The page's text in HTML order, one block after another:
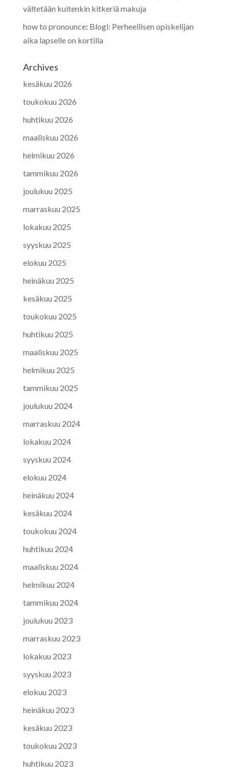
vältetään kuitenkin kitkeriä makuja
how to pronounce: Blogi: Perheellisen opiskelijan
aika lapselle on kortilla
Archives
kesäkuu 2026
toukokuu 2026
huhtikuu 2026
maaliskuu 2026
helmikuu 2026
tammikuu 2026
joulukuu 2025
marraskuu 2025
lokakuu 2025
syyskuu 2025
elokuu 2025
heinäkuu 2025
kesäkuu 2025
toukokuu 2025
huhtikuu 2025
maaliskuu 2025
helmikuu 2025
tammikuu 2025
joulukuu 2024
marraskuu 2024
lokakuu 2024
syyskuu 2024
elokuu 2024
heinäkuu 2024
kesäkuu 2024
toukokuu 2024
huhtikuu 2024
maaliskuu 2024
helmikuu 2024
tammikuu 2024
joulukuu 2023
marraskuu 2023
lokakuu 2023
syyskuu 2023
elokuu 2023
heinäkuu 2023
kesäkuu 2023
toukokuu 2023
huhtikuu 2023